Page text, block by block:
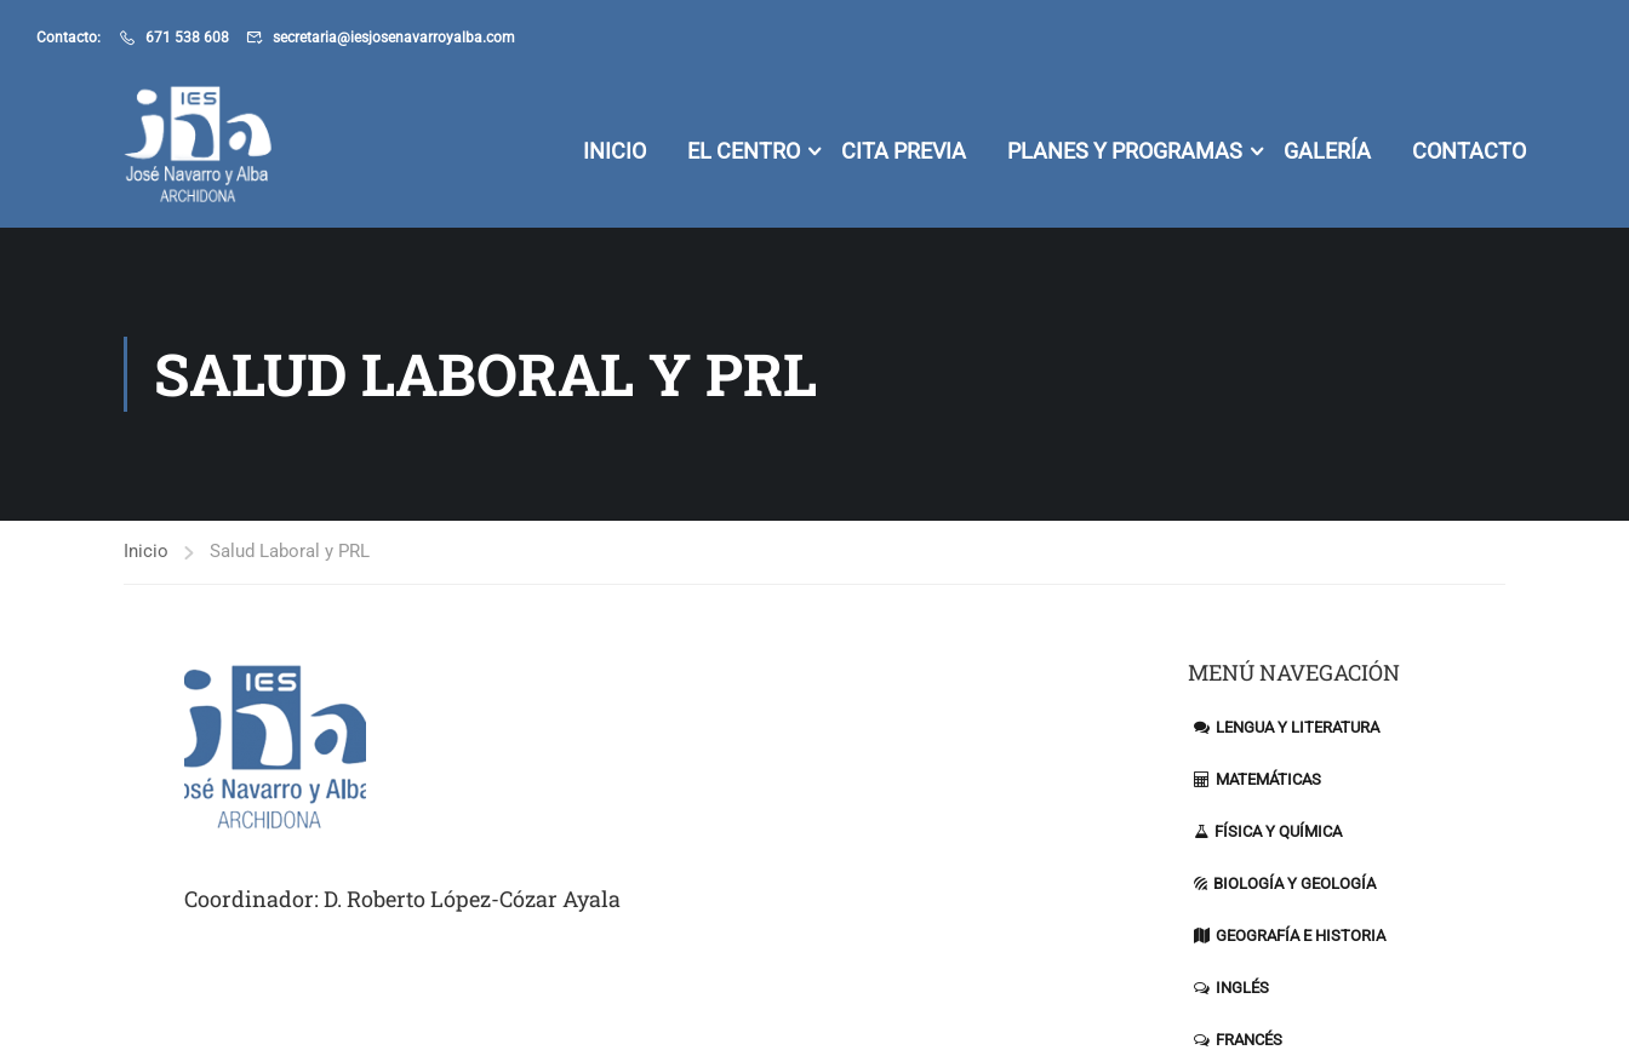
Contacto: 671 538 608 secretaria@iesjosenavarroyalba.com
INICIO EL CENTRO CITA PREVIA PLANES Y PROGRAMAS GALERÍA CONTACTO
SALUD LABORAL Y PRL
Inicio Salud Laboral y PRL
Coordinador: D. Roberto López-Cózar Ayala
MENÚ NAVEGACIÓN
LENGUA Y LITERATURA
MATEMÁTICAS
FÍSICA Y QUÍMICA
BIOLOGÍA Y GEOLOGÍA
GEOGRAFÍA E HISTORIA
INGLÉS
FRANCÉS